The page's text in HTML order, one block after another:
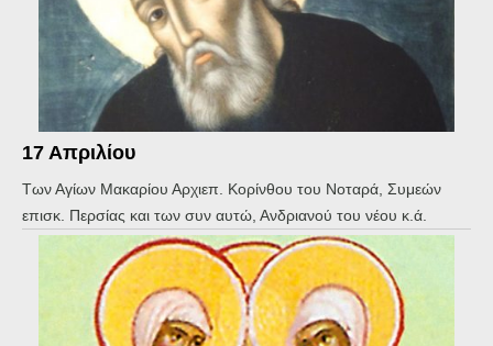
17 Απριλίου
Των Αγίων Μακαρίου Αρχιεπ. Κορίνθου του Νοταρά, Συμεών
επισκ. Περσίας και των συν αυτώ, Ανδριανού του νέου κ.ά.